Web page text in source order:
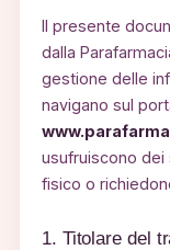
Il presente
dalla
gestione delle
navigano sul
usufruiscono
fisico o
1. Titolare del